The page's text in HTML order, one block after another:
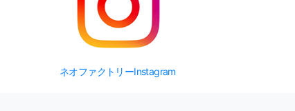
ネオファクトリーInstagram